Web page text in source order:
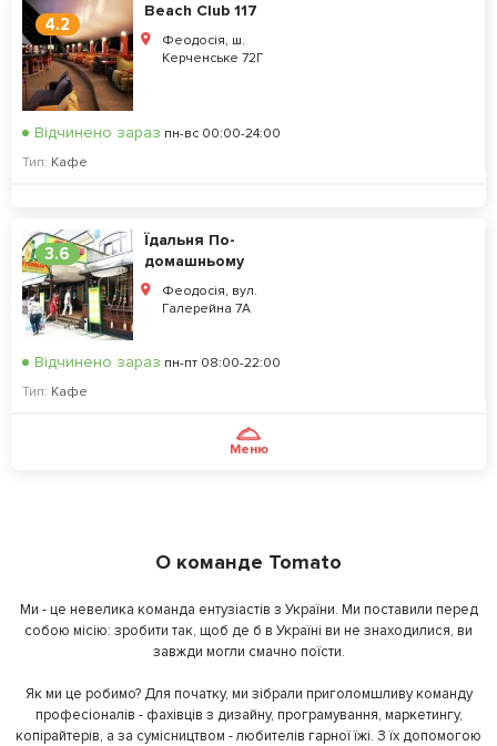
4.2
Beach Club 117
Феодосія, ш.
Керченське 72Г
Відчинено зараз пн-вс 00:00-24:00
Тип: Кафе
3.6
Їдальня По-
домашньому
Феодосія, вул.
Галерейна 7А
Відчинено зараз пн-пт 08:00-22:00
Тип: Кафе
Меню
О команде Tomato
Ми - це невелика команда ентузіастів з України. Ми поставили перед
собою місію: зробити так, щоб де б в Україні ви не знаходилися, ви
завжди могли смачно поїсти.
Як ми це робимо? Для початку, ми зібрали приголомшливу команду
професіоналів - фахівців з дизайну, програмування, маркетингу,
копірайтерів, а за сумісництвом - любителів гарної їжі. З їх допомогою